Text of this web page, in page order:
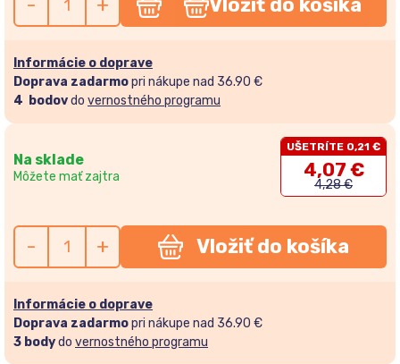
Informácie o doprave
Doprava zadarmopri nákupe nad 36.90 €
4 bodovdo vernostného programu
Na sklade
Môžete mať zajtra
UŠETRÍTE 0,21 €
4,07 €
4,28€
- + Vložiť do košíka
Informácie o doprave
Doprava zadarmopri nákupe nad 36.90 €
3 bodydo vernostného programu